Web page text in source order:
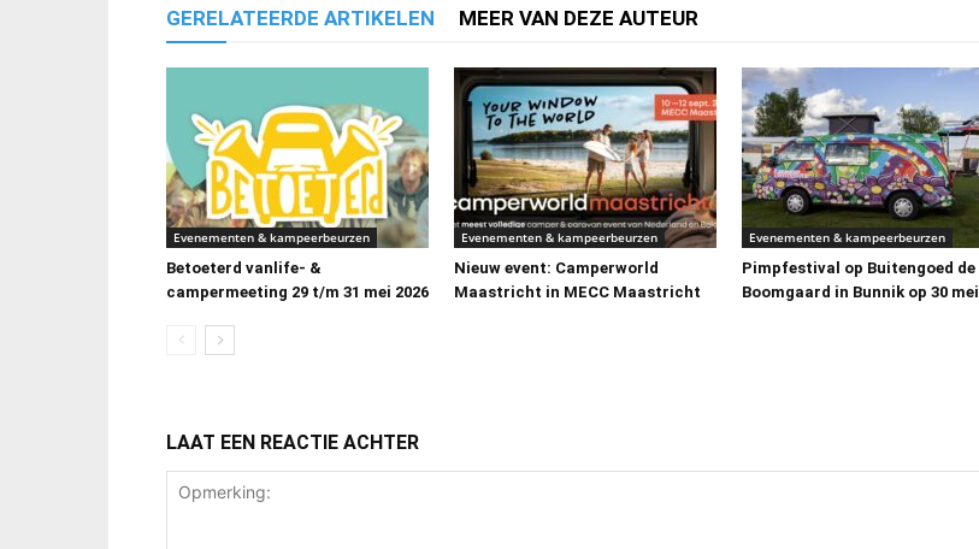
GERELATEERDE ARTIKELEN MEER VAN DEZE AUTEUR
Evenementen & kampeerbeurzen
Betoeterd vanlife- &
campermeeting 29 t/m 31 mei 2026
Evenementen & kampeerbeurzen
Nieuw event: Camperworld
Maastricht in MECC Maastricht
Evenementen & kampeerbeurzen
Pimpfestival op Buitengoed de
Boomgaard in Bunnik op 30 mei
LAAT EEN REACTIE ACHTER